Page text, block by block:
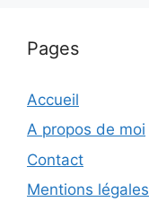
Pages
Accueil
A propos de moi
Contact
Mentions légales